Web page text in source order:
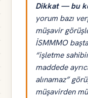
Dikkat — bu
yorum bazı
müşavir
İSMMMO
“işletme
maddede
alınamaz”
müşavirden